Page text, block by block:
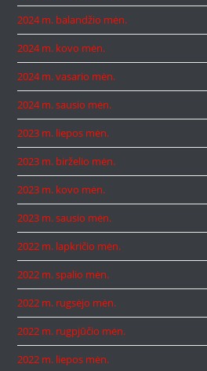
2024 m. balandžio mėn.
2024 m. kovo mėn.
2024 m. vasario mėn.
2024 m. sausio mėn.
2023 m. liepos mėn.
2023 m. birželio mėn.
2023 m. kovo mėn.
2023 m. sausio mėn.
2022 m. lapkričio mėn.
2022 m. spalio mėn.
2022 m. rugsėjo mėn.
2022 m. rugpjūčio mėn.
2022 m. liepos mėn.